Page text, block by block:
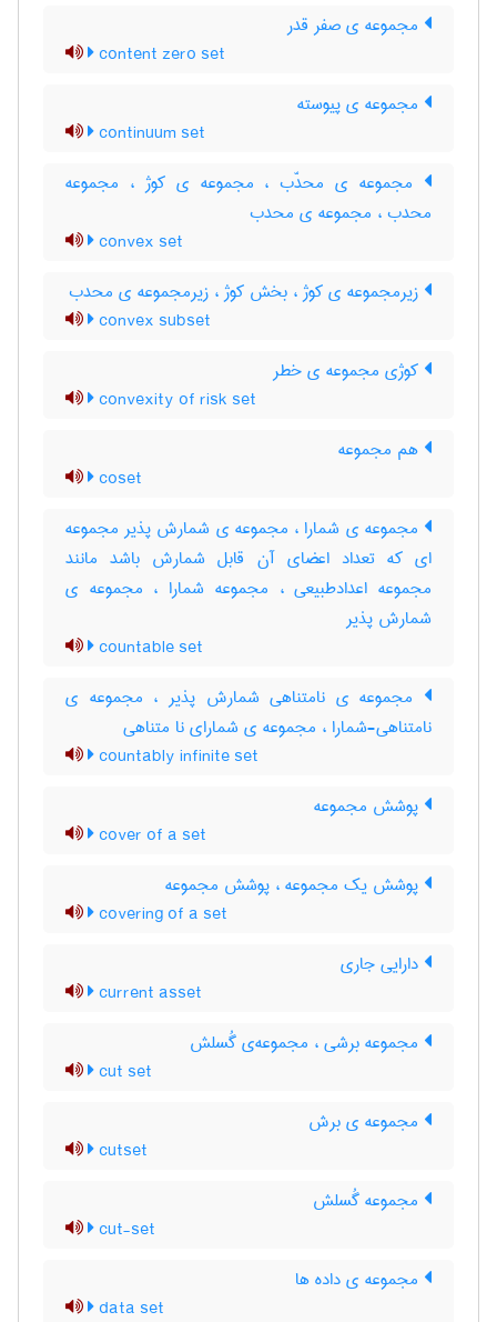
مجموعه ی صفر قدر
content zero set
مجموعه ی پیوسته
continuum set
مجموعه ی محدّب ، مجموعه ی کوژ ، مجموعه
محدب ، مجموعه ی محدب
convex set
زیرمجموعه ی کوژ ، بخش کوژ ، زیرمجموعه ی محدب
convex subset
کوژی مجموعه ی خطر
convexity of risk set
هم مجموعه
coset
مجموعه ی شمارا ، مجموعه ی شمارش پذیر مجموعه
ای که تعداد اعضای آن قابل شمارش باشد مانند
مجموعه اعدادطبیعی ، مجموعه شمارا ، مجموعه ی
شمارش پذیر
countable set
مجموعه ی نامتناهی شمارش پذیر ، مجموعه ی
نامتناهی-شمارا ، مجموعه ی شمارای نا متناهی
countably infinite set
پوشش مجموعه
cover of a set
پوشش یک مجموعه ، پوشش مجموعه
covering of a set
دارایی جاری
current asset
مجموعه برشی ، مجموعه‌ی گُسلش
cut set
مجموعه ی برش
cutset
مجموعه گُسلش
cut-set
مجموعه ی داده ها
data set